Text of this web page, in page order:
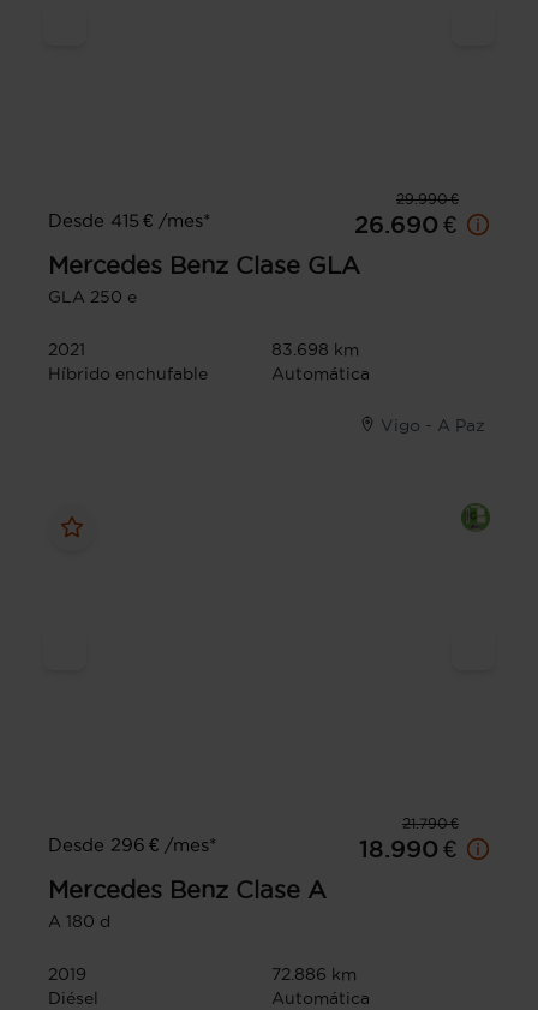
29.990 €
Desde 415 € /mes*
26.690 €
Mercedes Benz Clase GLA
GLA 250 e
2021
83.698 km
Híbrido enchufable
Automática
Vigo - A Paz
21.790 €
Desde 296 € /mes*
18.990 €
Mercedes Benz Clase A
A 180 d
2019
72.886 km
Diésel
Automática